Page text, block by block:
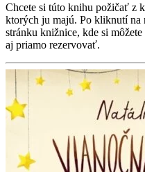
Chcete si túto knihu požičať z
ktorých ju majú. Po kliknutí na
stránku knižnice, kde si
aj priamo rezervovať.